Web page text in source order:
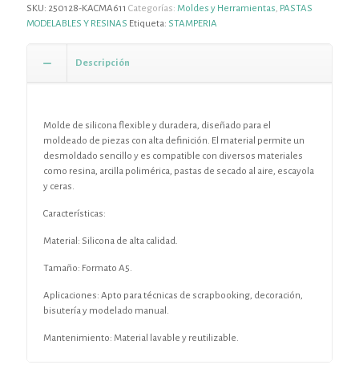
SKU: 250128-KACMA611 Categorías: Moldes y Herramientas, PASTAS
MODELABLES Y RESINAS Etiqueta: STAMPERIA
Descripción
Molde de silicona flexible y duradera, diseñado para el
moldeado de piezas con alta definición. El material permite un
desmoldado sencillo y es compatible con diversos materiales
como resina, arcilla polimérica, pastas de secado al aire, escayola
y ceras.
Características:
Material: Silicona de alta calidad.
Tamaño: Formato A5.
Aplicaciones: Apto para técnicas de scrapbooking, decoración,
bisutería y modelado manual.
Mantenimiento: Material lavable y reutilizable.